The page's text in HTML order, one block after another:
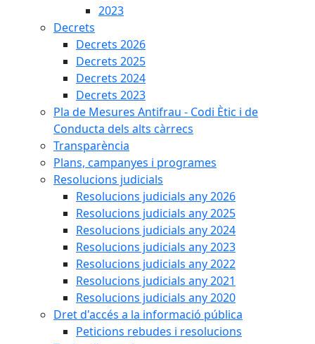
2023
Decrets
Decrets 2026
Decrets 2025
Decrets 2024
Decrets 2023
Pla de Mesures Antifrau - Codi Ètic i de
Conducta dels alts càrrecs
Transparència
Plans, campanyes i programes
Resolucions judicials
Resolucions judicials any 2026
Resolucions judicials any 2025
Resolucions judicials any 2024
Resolucions judicials any 2023
Resolucions judicials any 2022
Resolucions judicials any 2021
Resolucions judicials any 2020
Dret d'accés a la informació pública
Peticions rebudes i resolucions